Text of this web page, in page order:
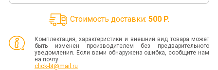
Стоимость доставки: 500 P.
Комплектация, характеристики и внешний вид товара может
быть изменен производителем без предварительного
уведомления. Если вами обнаружена ошибка, сообщите нам
на почту
click-bt@mail.ru